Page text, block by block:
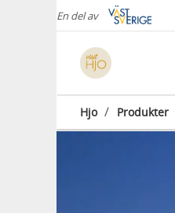
En del av
Hjo / Produkter